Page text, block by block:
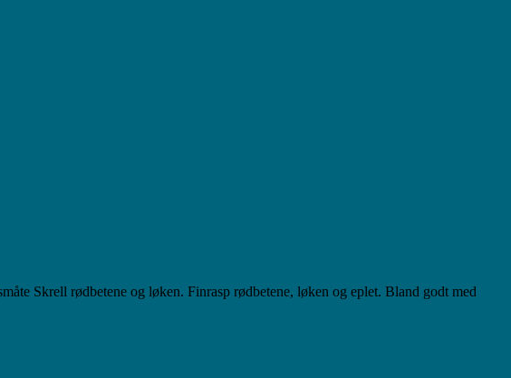
Skrell rødbetene og løken. Finrasp rødbetene, løken og eplet. Bland godt med